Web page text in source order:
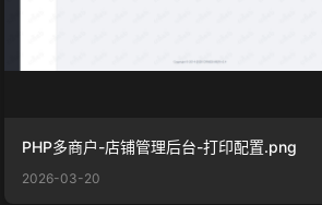
PHP多商户-店铺管理后台-打印配置.png
2026-03-20